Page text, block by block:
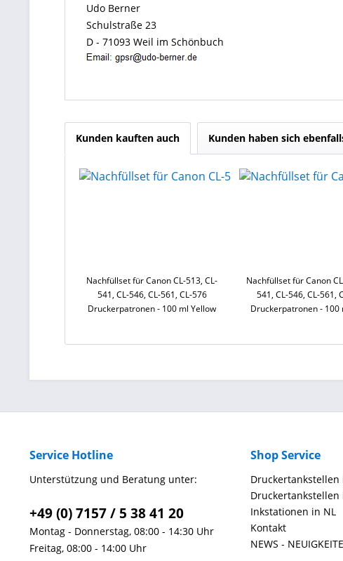
Udo Berner
Schulstraße 23
D - 71093 Weil im Schönbuch
Kunden kauften auch Kunden haben sich
Nachfüllset für Canon CL-513, CL-
541, CL-546, CL-561, CL-576
Druckerpatronen - 100 ml Yellow
Nachfüllset für Canon
541, CL-546, CL-561,
Druckerpatronen - 100
Service Hotline
Unterstützung und Beratung unter:
+49 (0) 7157 / 5 38 41 20
Montag - Donnerstag, 08:00 - 14:30 Uhr
Freitag, 08:00 - 14:00 Uhr
Shop Service
Druckertankstellen
Druckertankstellen
Inkstationen in NL
Kontakt
NEWS -